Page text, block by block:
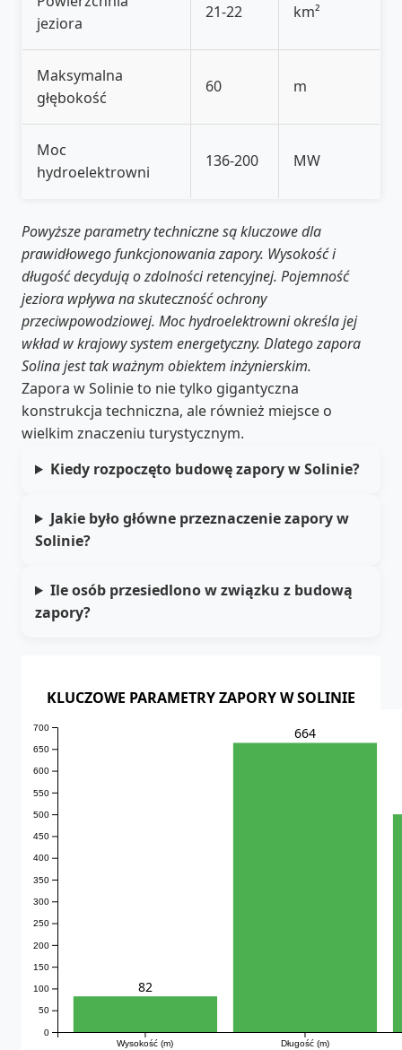
jeziora
21-22 km²
Maksymalna
głębokość
60 m
Moc
hydroelektrowni
136-200 MW
Powyższe parametry techniczne są kluczowe dla
prawidłowego funkcjonowania zapory. Wysokość i
długość decydują o zdolności retencyjnej. Pojemność
jeziora wpływa na skuteczność ochrony
przeciwpowodziowej. Moc hydroelektrowni określa jej
wkład w krajowy system energetyczny. Dlatego zapora
Solina jest tak ważnym obiektem inżynierskim.
Zapora w Solinie to nie tylko gigantyczna
konstrukcja techniczna, ale również miejsce o
wielkim znaczeniu turystycznym.
Kiedy rozpoczęto budowę zapory w Solinie?
Jakie było główne przeznaczenie zapory w
Solinie?
Ile osób przesiedlono w związku z budową
zapory?
KLUCZOWE PARAMETRY ZAPORY W SOLINIE
Wysokość (m) Długość (m)
0
50
100
150
200
250
300
350
400
450
500
550
600
650
700
82
664